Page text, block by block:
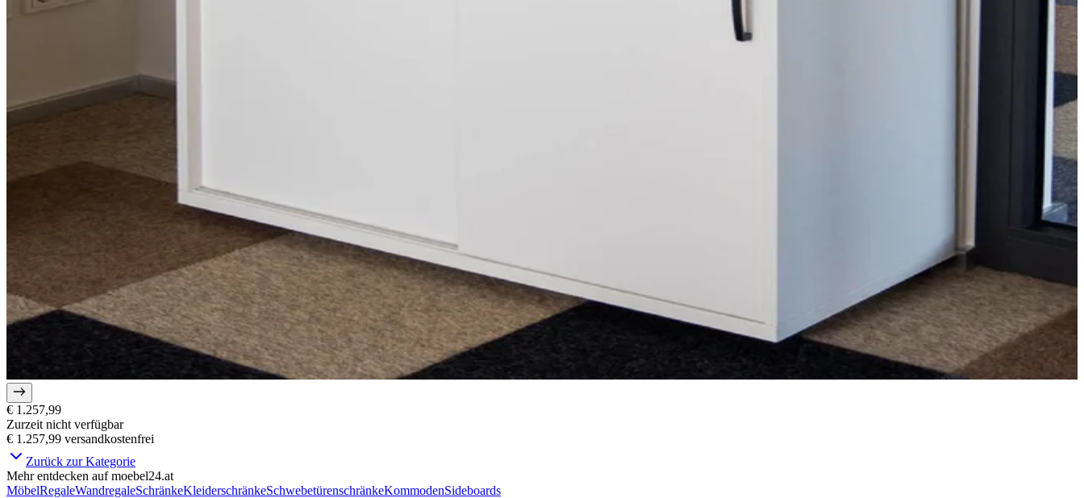
€ 1.257,99
Zurzeit nicht verfügbar
€ 1.257,99 versandkostenfrei
Zurück zur Kategorie
Mehr entdecken auf moebel24.at
MöbelRegaleWandregaleSchränkeKleiderschränkeSchwebetürenschränkeKommodenSideboards